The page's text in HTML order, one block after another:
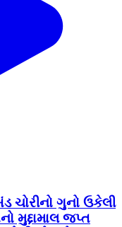
ચોરીનો ગુનો ઉકેલી
મુદ્દામાલ જપ્ત